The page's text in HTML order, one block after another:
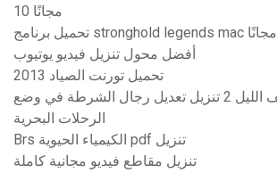
10 مجانًا
تحميل برنامج stronghold legends mac مجانًا
أفضل محول تنزيل فيديو يوتيوب
تحميل تورنت الصياد 2013
نادي منتصف الليل 2 تنزيل تعديل رجال الشرطة في وضع
الرحلات البحرية
Brs الكيمياء الحيوية pdf تنزيل
تنزيل مقاطع فيديو مجانية كاملة